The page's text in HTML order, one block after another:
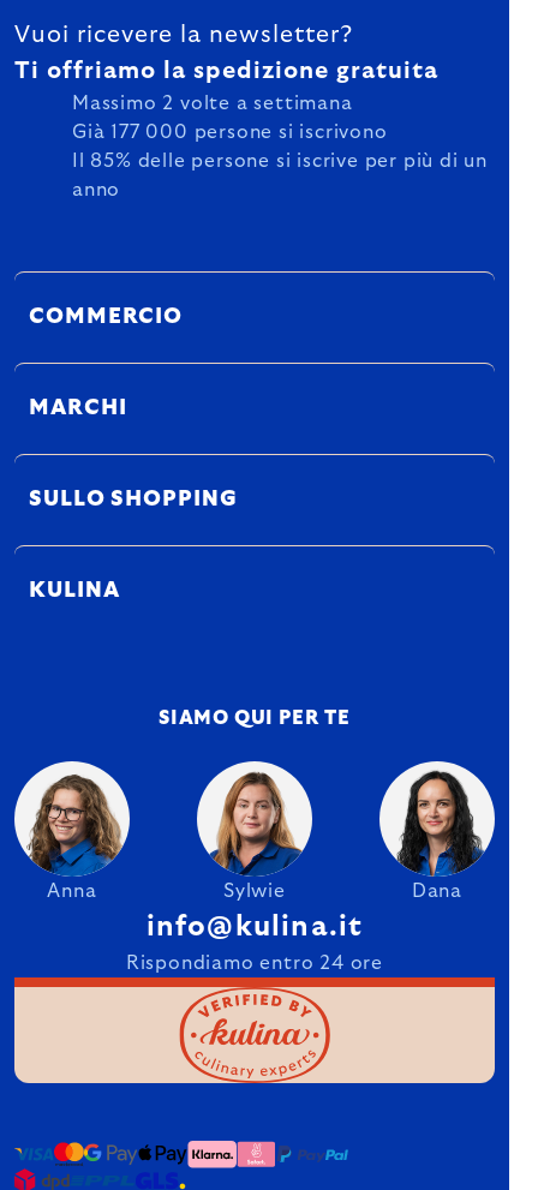
Vuoi ricevere la newsletter?
Ti offriamo la spedizione gratuita
Massimo 2 volte a settimana
Già 177 000 persone si iscrivono
Il 85% delle persone si iscrive per più di un
anno
COMMERCIO
MARCHI
SULLO SHOPPING
KULINA
SIAMO QUI PER TE
Anna Sylwie Dana
info@kulina.it
Rispondiamo entro 24 ore